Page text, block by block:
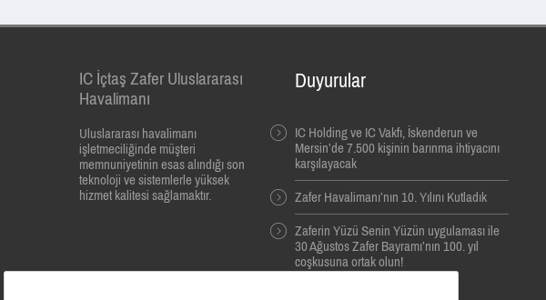
IC İçtaş Zafer Uluslararası
Havalimanı
Uluslararası havalimanı
işletmeciliğinde müşteri
memnuniyetinin esas alındığı son
teknoloji ve sistemlerle yüksek
hizmet kalitesi sağlamaktır.
Duyurular
IC Holding ve IC Vakfı, İskenderun ve
Mersin’de 7.500 kişinin barınma ihtiyacını
karşılayacak
Zafer Havalimanı’nın 10. Yılını Kutladık
Zaferin Yüzü Senin Yüzün uygulaması ile
30 Ağustos Zafer Bayramı’nın 100. yıl
coşkusuna ortak olun!